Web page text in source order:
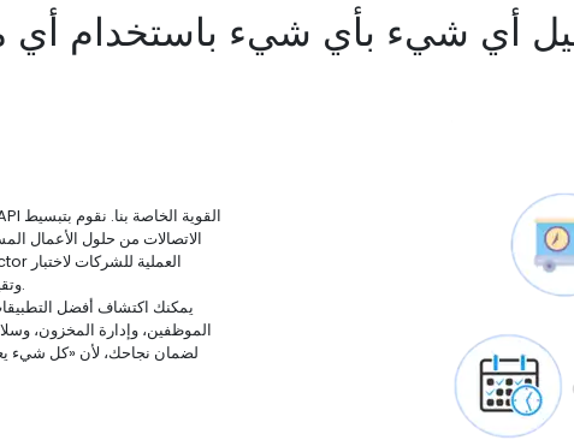
أي شيء بأي شيء باستخدام
الاتصالات من حلول الأعمال
وتقييم التقنيات الجديدة من خلال عمليات تكامل الأنظمة المثبتة.
الموظفين، وإدارة المخزون،